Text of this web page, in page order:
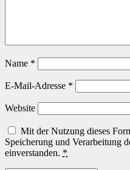
Name *
E-Mail-Adresse *
Website
Mit der Nutzung dieses
Speicherung und Verarbeitung
einverstanden. *